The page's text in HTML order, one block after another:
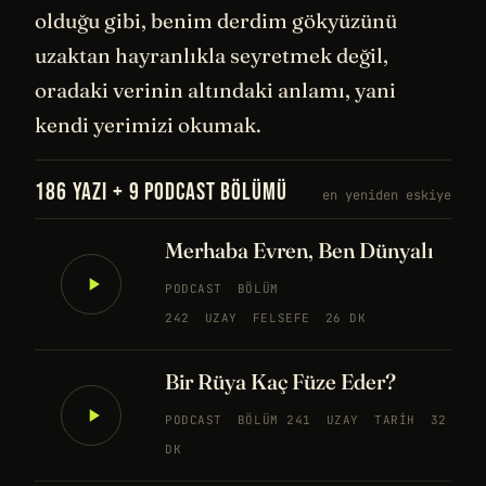
olduğu gibi, benim derdim gökyüzünü
uzaktan hayranlıkla seyretmek değil,
oradaki verinin altındaki anlamı, yani
kendi yerimizi okumak.
186 YAZI + 9 PODCAST BÖLÜMÜ en yeniden eskiye
Merhaba Evren, Ben Dünyalı
PODCAST
BÖLÜM
242
UZAY FELSEFE 26 DK
Bir Rüya Kaç Füze Eder?
PODCAST BÖLÜM 241 UZAY TARIH
32
DK